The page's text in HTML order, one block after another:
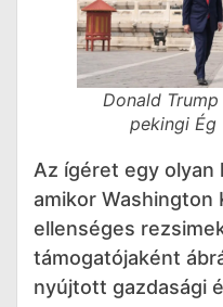
Donald
pekingi Ég
Az ígéret egy
amikor Washington
ellenséges
támogatójaként
nyújtott gazdasági